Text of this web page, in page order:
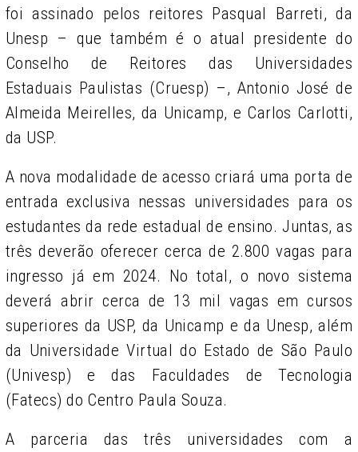
foi assinado pelos reitores Pasqual Barreti, da
Unesp – que também é o atual presidente do
Conselho de Reitores das Universidades
Estaduais Paulistas (Cruesp) –, Antonio José de
Almeida Meirelles, da Unicamp, e Carlos Carlotti,
da USP.
A nova modalidade de acesso criará uma porta de
entrada exclusiva nessas universidades para os
estudantes da rede estadual de ensino. Juntas, as
três deverão oferecer cerca de 2.800 vagas para
ingresso já em 2024. No total, o novo sistema
deverá abrir cerca de 13 mil vagas em cursos
superiores da USP, da Unicamp e da Unesp, além
da Universidade Virtual do Estado de São Paulo
(Univesp) e das Faculdades de Tecnologia
(Fatecs) do Centro Paula Souza.
A parceria das três universidades com a